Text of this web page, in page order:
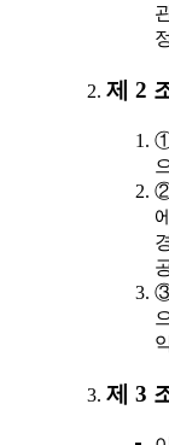
제 2
①
②
③
제 3